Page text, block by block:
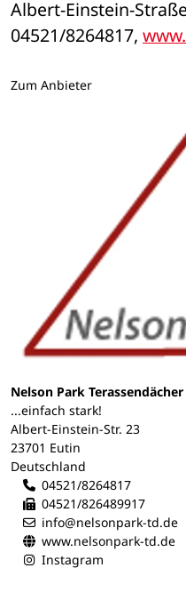
Albert-Einstein-
04521/8264817,
Zum Anbieter
Nelson Park
...einfach stark!
Albert-Einstein-Str. 23
23701 Eutin
Deutschland
04521/8264817
04521/826489917
info@nelsonpark-td.de
www.nelsonpark-td.de
Instagram